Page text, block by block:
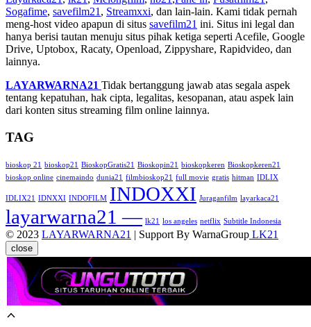
Sogafime, savefilm21 , Streamxxi, dan lain-lain. Kami tidak pernah
meng-host video apapun di situs savefilm21 ini. Situs ini legal dan
hanya berisi tautan menuju situs pihak ketiga seperti Acefile, Google
Drive, Uptobox, Racaty, Openload, Zippyshare, Rapidvideo, dan
lainnya.
LAYARWARNA21 Tidak bertanggung jawab atas segala aspek
tentang kepatuhan, hak cipta, legalitas, kesopanan, atau aspek lain
dari konten situs streaming film online lainnya.
TAG
bioskop 21 bioskop21 BioskopGratis21 Bioskopin21 bioskopkeren Bioskopkeren21
bioskop online cinemaindo dunia21 filmbioskop21 full movie gratis hitman IDLIX
IDLIX21 IDNXXI INDOFILM INDOXXI Juraganfilm layarkaca21
layarwarna21 — lk21 los angeles netflix Subtitle Indonesia
© 2023 LAYARWARNA21 | Support By WarnaGroup LK21
close